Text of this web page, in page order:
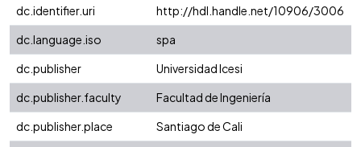
dc.identifier.uri
http://hdl.handle.net/10906/3006
dc.language.iso
spa
dc.publisher
Universidad Icesi
dc.publisher.faculty
Facultad de Ingeniería
dc.publisher.place
Santiago de Cali